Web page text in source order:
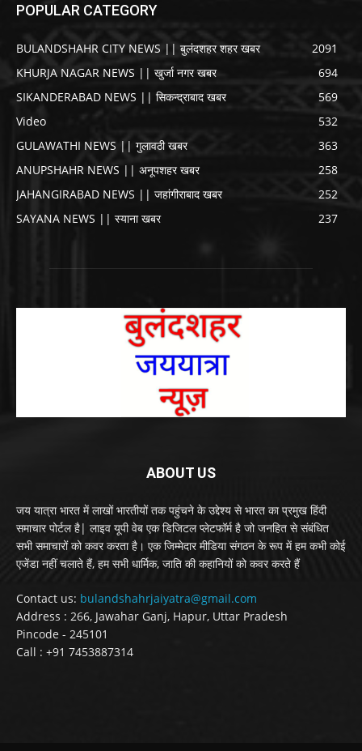
POPULAR CATEGORY
BULANDSHAHR CITY NEWS || बुलंदशहर शहर खबर
2091
KHURJA NAGAR NEWS || खुर्जा नगर खबर
694
SIKANDERABAD NEWS || सिकन्द्राबाद खबर
569
Video
532
GULAWATHI NEWS || गुलावठी खबर
363
ANUPSHAHR NEWS || अनूपशहर खबर
258
JAHANGIRABAD NEWS || जहांगीराबाद खबर
252
SAYANA NEWS || स्याना खबर
237
ABOUT US
जय यात्रा भारत में लाखों भारतीयों तक पहुंचने के उद्देश्य से भारत का प्रमुख हिंदी
समाचार पोर्टल है| लाइव यूपी वेब एक डिजिटल प्लेटफॉर्म है जो जनहित से संबंधित
सभी समाचारों को कवर करता है। एक जिम्मेदार मीडिया संगठन के रूप में हम कभी कोई
एजेंडा नहीं चलाते हैं, हम सभी धार्मिक, जाति की कहानियों को कवर करते हैं
Contact us: bulandshahrjaiyatra@gmail.com
Address : 266, Jawahar Ganj, Hapur, Uttar Pradesh
Pincode - 245101
Call : +91 7453887314